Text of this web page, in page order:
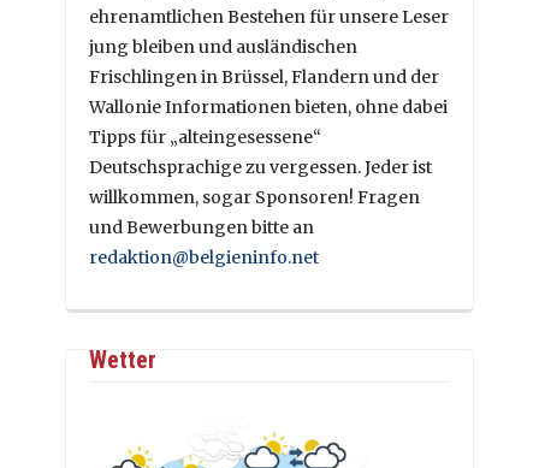
ehrenamtlichen Bestehen für unsere Leser
jung bleiben und ausländischen
Frischlingen in Brüssel, Flandern und der
Wallonie Informationen bieten, ohne dabei
Tipps für „alteingesessene“
Deutschsprachige zu vergessen. Jeder ist
willkommen, sogar Sponsoren! Fragen
und Bewerbungen bitte an
redaktion@belgieninfo.net
Wetter